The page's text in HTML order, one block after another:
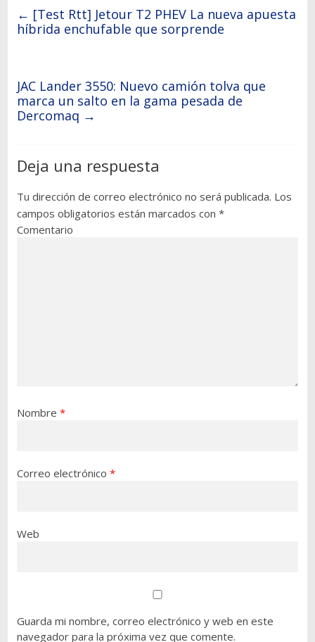
← [Test Rtt] Jetour T2 PHEV La nueva apuesta
híbrida enchufable que sorprende
JAC Lander 3550: Nuevo camión tolva que
marca un salto en la gama pesada de
Dercomaq →
Deja una respuesta
Tu dirección de correo electrónico no será publicada. Los
campos obligatorios están marcados con *
Comentario
Nombre *
Correo electrónico *
Web
Guarda mi nombre, correo electrónico y web en este
navegador para la próxima vez que comente.